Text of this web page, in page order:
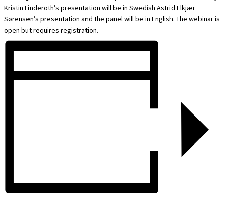
Kristin Linderoth’s presentation will be in Swedish Astrid Elkjær
Sørensen’s presentation and the panel will be in English. The webinar is
open but requires registration.